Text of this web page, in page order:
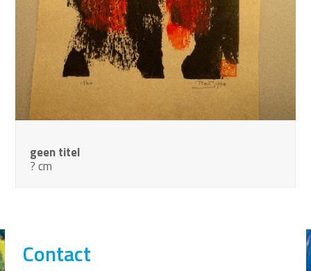
geen titel
? cm
Contact